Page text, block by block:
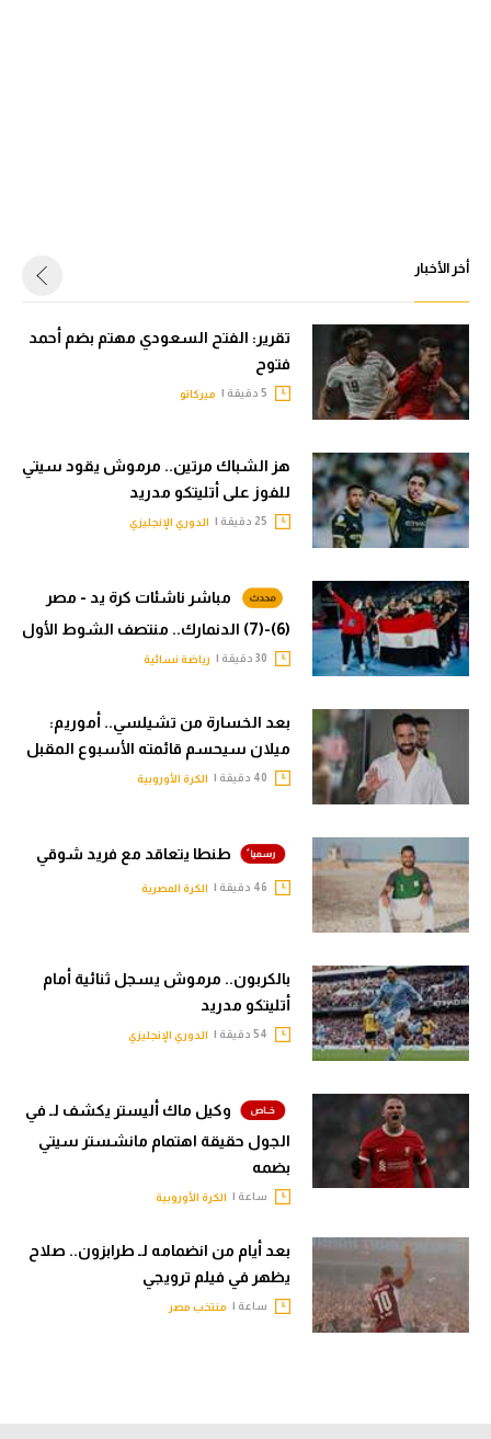
أخر الأخبار
تقرير: الفتح السعودي مهتم بضم أحمد
فتوح
ميركاتو
هز الشباك مرتين.. مرموش يقود سيتي
للفوز على أتليتكو مدريد
الدوري الإنجليزي
مباشر ناشئات كرة يد - مصر
(6)-(7) الدنمارك.. منتصف الشوط الأول
رياضة نسائية
بعد الخسارة من تشيلسي.. أموريم:
ميلان سيحسم قائمته الأسبوع المقبل
الكرة الأوروبية
طنطا يتعاقد مع فريد شوقي
الكرة المصرية
بالكربون.. مرموش يسجل ثنائية أمام
أتليتكو مدريد
الدوري الإنجليزي
وكيل ماك أليستر يكشف لـ في
الجول حقيقة اهتمام مانشستر سيتي
بضمه
ساعة | الكرة الأوروبية
بعد أيام من انضمامه لـ طرابزون.. صلاح
يظهر في فيلم ترويجي
ساعة | منتخب مصر